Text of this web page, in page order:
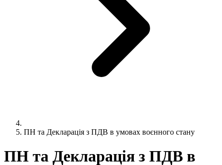
ПН та Декларація з ПДВ в умовах воєнного стану
ПН та Декларація з ПДВ в